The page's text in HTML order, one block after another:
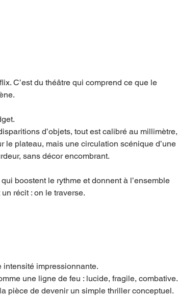
C’est du théâtre qui comprend ce que le
d’objets, tout est calibré au millimètre,
le plateau, mais une circulation scénique d’une
sans décor encombrant.
boostent le rythme et donnent à l’ensemble
récit : on le traverse.
impressionnante.
une ligne de feu : lucide, fragile, combative.
pièce de devenir un simple thriller conceptuel.